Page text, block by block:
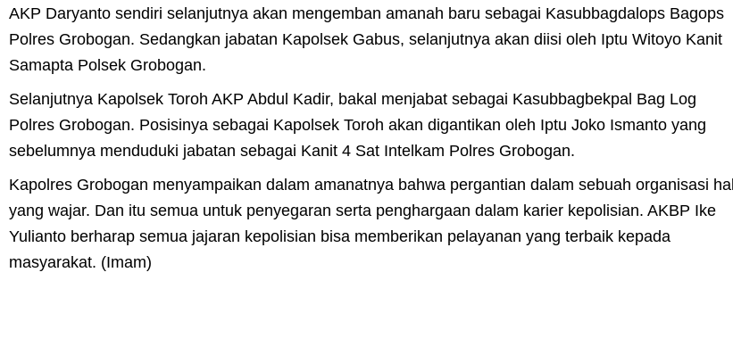
AKP Daryanto sendiri selanjutnya akan mengemban amanah baru sebagai Kasubbagdalops Bagops
Polres Grobogan. Sedangkan jabatan Kapolsek Gabus, selanjutnya akan diisi oleh Iptu Witoyo Kanit
Samapta Polsek Grobogan.
Selanjutnya Kapolsek Toroh AKP Abdul Kadir, bakal menjabat sebagai Kasubbagbekpal Bag Log
Polres Grobogan. Posisinya sebagai Kapolsek Toroh akan digantikan oleh Iptu Joko Ismanto yang
sebelumnya menduduki jabatan sebagai Kanit 4 Sat Intelkam Polres Grobogan.
Kapolres Grobogan menyampaikan dalam amanatnya bahwa pergantian dalam sebuah organisasi hal
yang wajar. Dan itu semua untuk penyegaran serta penghargaan dalam karier kepolisian. AKBP Ike
Yulianto berharap semua jajaran kepolisian bisa memberikan pelayanan yang terbaik kepada
masyarakat. (Imam)